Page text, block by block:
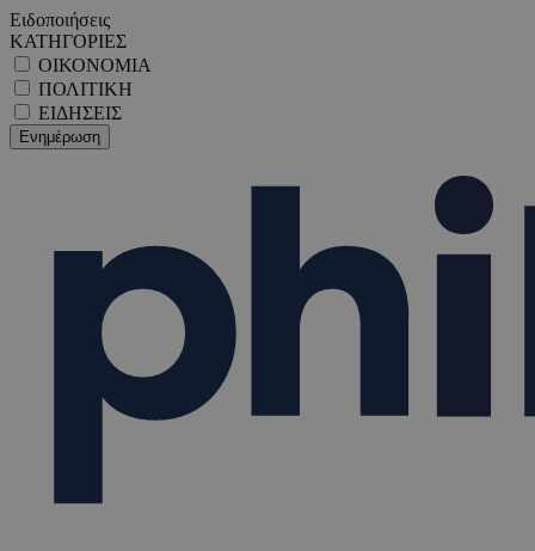
Ειδοποιήσεις
ΚΑΤΗΓΟΡΙΕΣ
ΟΙΚΟΝΟΜΙΑ
ΠΟΛΙΤΙΚΗ
ΕΙΔΗΣΕΙΣ